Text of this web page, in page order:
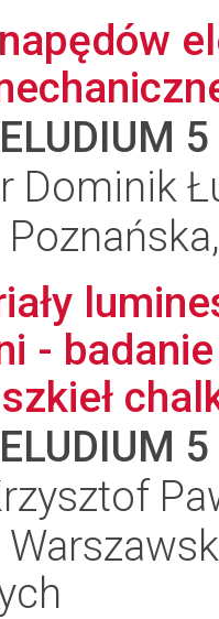
5
Dominik
-
5